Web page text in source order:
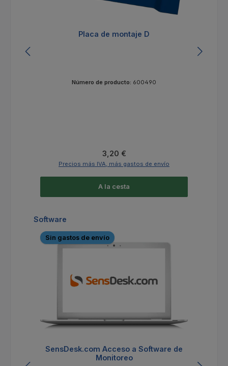
Placa de montaje D
Número de producto: 600490
Precio normal:
3,20 €
Precios más IVA, más gastos de envío
A la cesta
Omitir la galería de productos
Software
Sin gastos de envío
SensDesk.com Acceso a Software de
Monitoreo